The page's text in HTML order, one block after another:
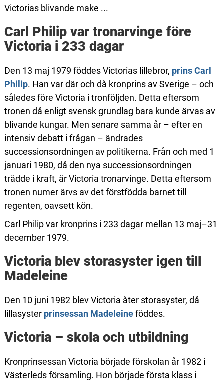
Victorias blivande make ...
Carl Philip var tronarvinge före
Victoria i 233 dagar
Den 13 maj 1979 föddes Victorias lillebror, prins Carl
Philip. Han var där och då kronprins av Sverige – och
således före Victoria i tronföljden. Detta eftersom
tronen då enligt svensk grundlag bara kunde ärvas av
blivande kungar. Men senare samma år – efter en
intensiv debatt i frågan – ändrades
successionsordningen av politikerna. Från och med 1
januari 1980, då den nya successionsordningen
trädde i kraft, är Victoria tronarvinge. Detta eftersom
tronen numer ärvs av det förstfödda barnet till
regenten, oavsett kön.
Carl Philip var kronprins i 233 dagar mellan 13 maj–31
december 1979.
Victoria blev storasyster igen till
Madeleine
Den 10 juni 1982 blev Victoria åter storasyster, då
lillasyster prinsessan Madeleineföddes.
Victoria – skola och utbildning
Kronprinsessan Victoria började förskolan år 1982 i
Västerleds församling. Hon började första klass i